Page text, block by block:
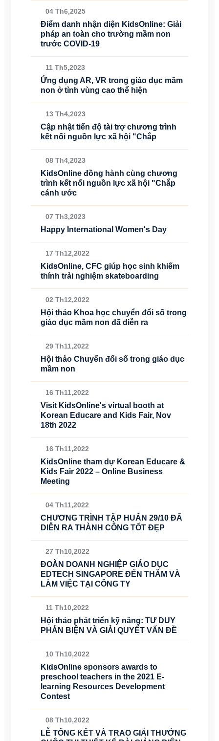
04 Th6,2025
Điểm danh nhận diện KidsOnline: Giải
pháp an toàn cho trường mầm non
trước COVID-19
11 Th5,2023
Ứng dụng AR, VR trong giáo dục mầm
non ở tỉnh vùng cao thể hiện
13 Th4,2023
Cập nhật tiến độ tài trợ chương trình
kết nối nguồn lực xã hội "Chắp
08 Th4,2023
KidsOnline đồng hành cùng chương
trình kết nối nguồn lực xã hội "Chắp
cánh ước
07 Th3,2023
Happy International Women's Day
17 Th12,2022
KidsOnline, CFC giúp học sinh khiếm
thính trải nghiệm skateboarding
02 Th12,2022
Hội thảo Khoa học chuyển đổi số trong
giáo dục mầm non đã diễn ra
29 Th11,2022
Hội thảo Chuyển đổi số trong giáo dục
mầm non
16 Th11,2022
Visit KidsOnline's virtual booth at
Korean Educare and Kids Fair, Nov
18th 2022
16 Th11,2022
KidsOnline tham dự Korean Educare &
Kids Fair 2022 – Online Business
Meeting
04 Th11,2022
CHƯƠNG TRÌNH TẬP HUẤN 29/10 ĐÃ
DIỄN RA THÀNH CÔNG TỐT ĐẸP
27 Th10,2022
ĐOÀN DOANH NGHIỆP GIÁO DỤC
EDTECH SINGAPORE ĐẾN THĂM VÀ
LÀM VIỆC TẠI CÔNG TY
11 Th10,2022
Hội thảo phát triển kỹ năng: TƯ DUY
PHẢN BIỆN VÀ GIẢI QUYẾT VẤN ĐỀ
10 Th10,2022
KidsOnline sponsors awards to
preschool teachers in the 2021 E-
learning Resources Development
Contest
08 Th10,2022
LỄ TỔNG KẾT VÀ TRAO GIẢI THƯỞNG